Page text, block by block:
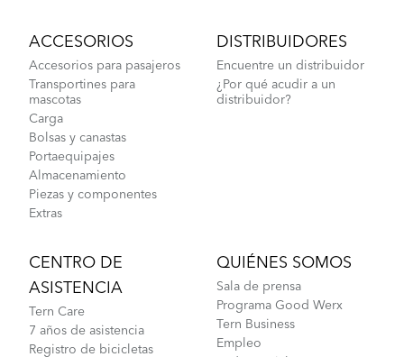
ACCESORIOS
Accesorios para pasajeros
Transportines para
mascotas
Carga
Bolsas y canastas
Portaequipajes
Almacenamiento
Piezas y componentes
Extras
DISTRIBUIDORES
Encuentre un distribuidor
¿Por qué acudir a un
distribuidor?
CENTRO DE
ASISTENCIA
Tern Care
7 años de asistencia
Registro de bicicletas
QUIÉNES SOMOS
Sala de prensa
Programa Good Werx
Tern Business
Empleo